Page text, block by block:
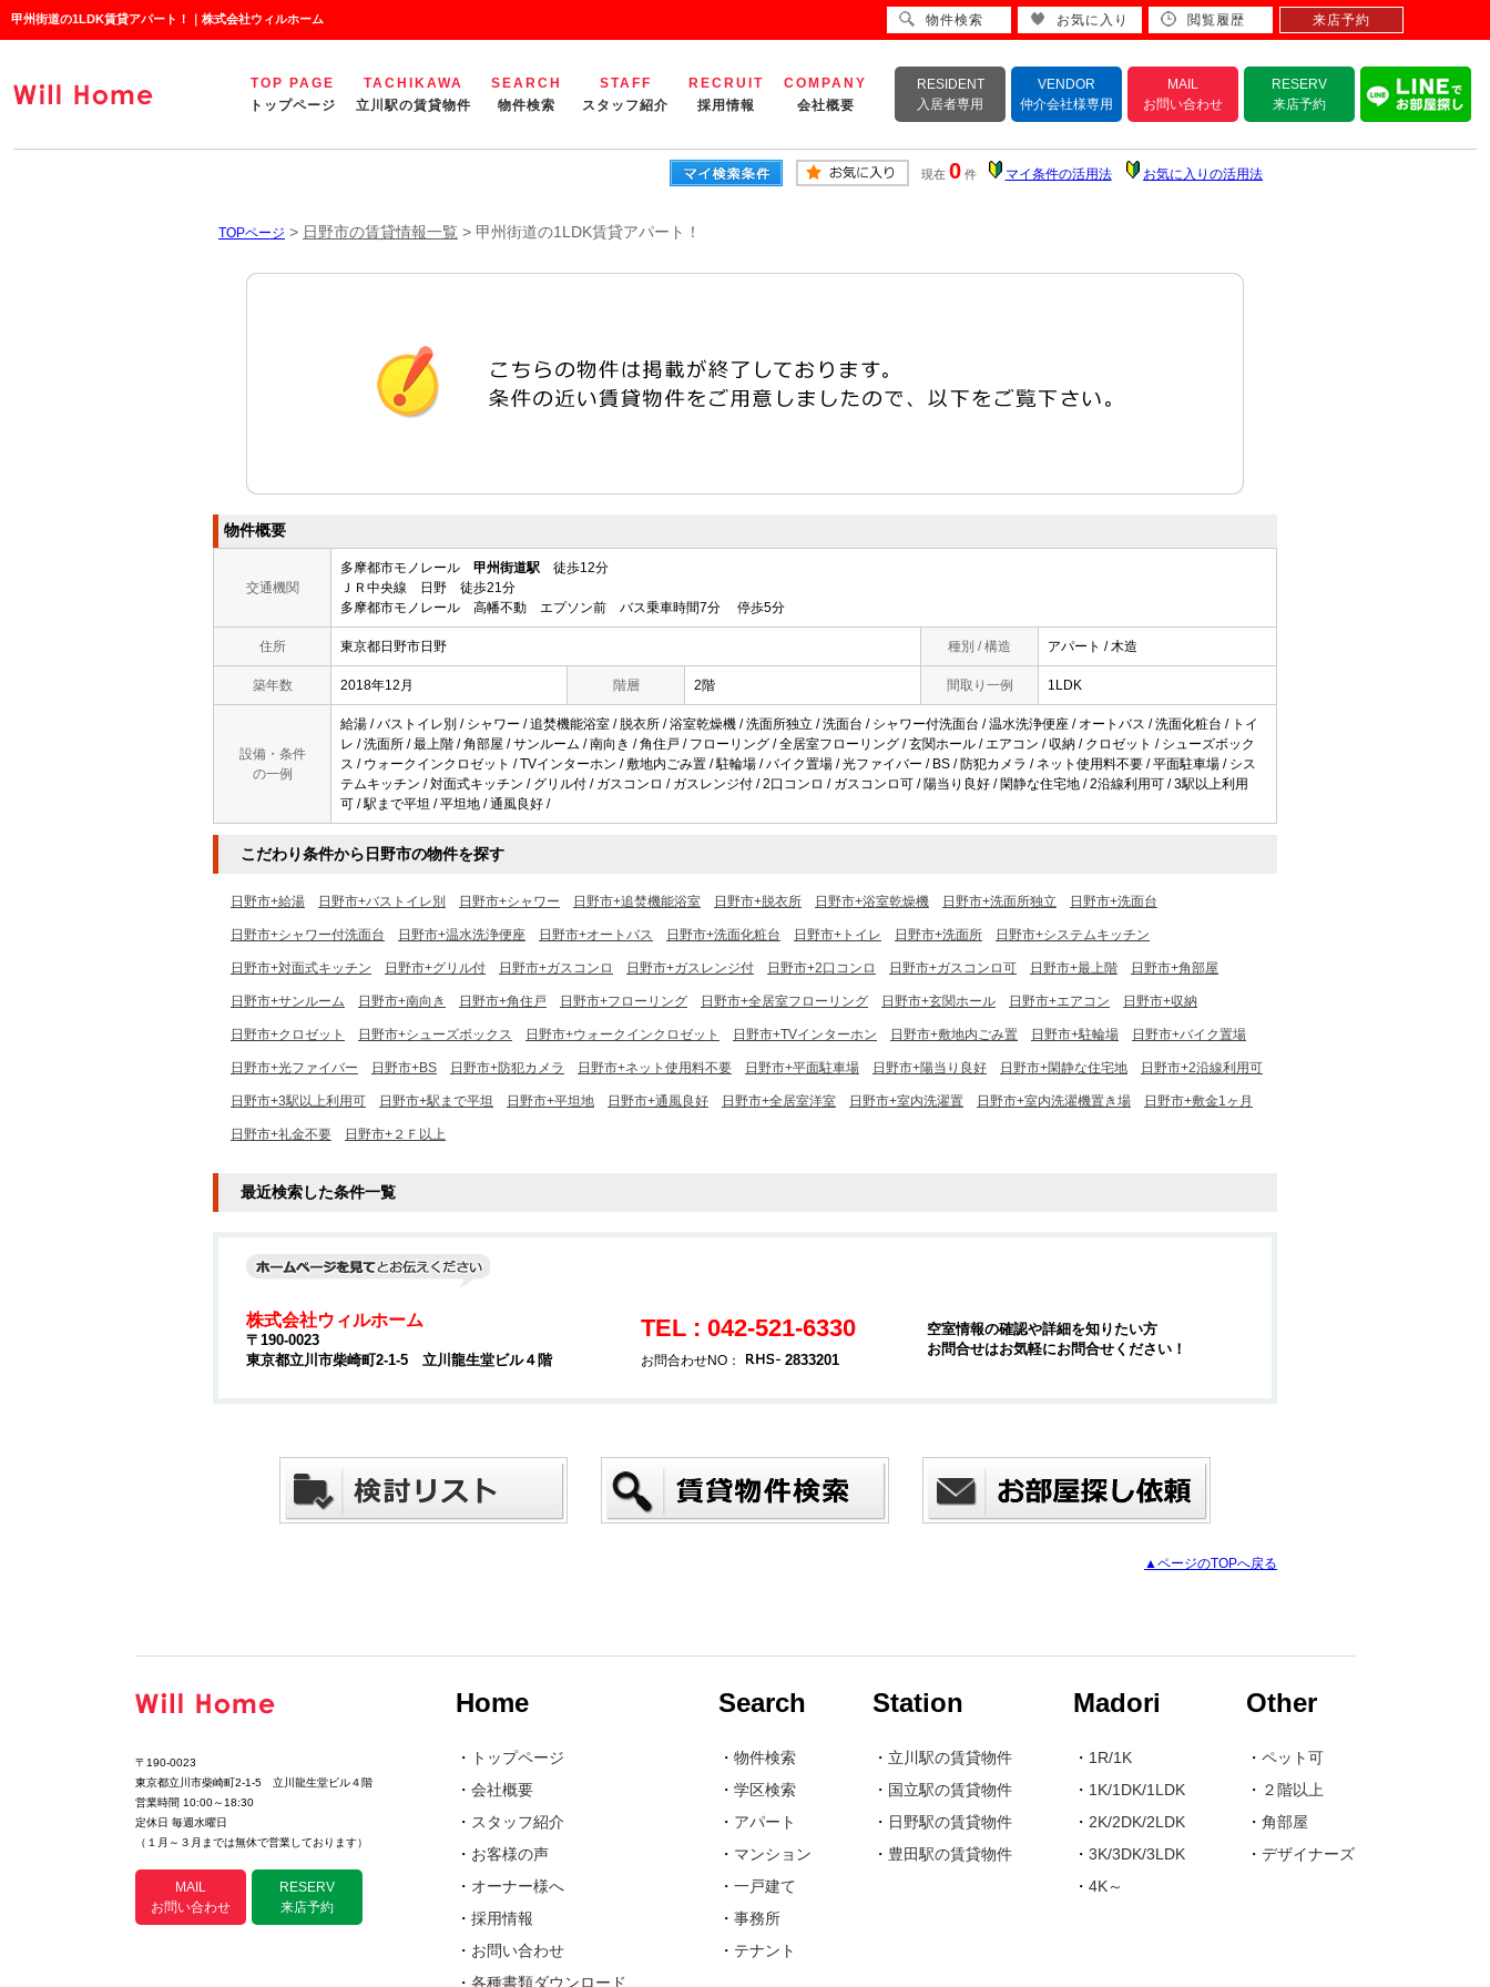
甲州街道の1LDK賃貸アパート！｜株式会社ウィルホーム
TOP PAGE
トップページ
TACHIKAWA
立川駅の賃貸物件
SEARCH
物件検索
STAFF
スタッフ紹介
RECRUIT
採用情報
COMPANY
会社概要
RESIDENT
入居者専用
VENDOR
仲介会社様専用
MAIL
お問い合わせ
RESERV
来店予約
現在 0 件 マイ条件の活用法 お気に入りの活用法
TOPページ > 日野市の賃貸情報一覧 > 甲州街道の1LDK賃貸アパート！
物件概要
交通機関
多摩都市モノレール 甲州街道駅 徒歩12分
ＪＲ中央線 日野 徒歩21分
多摩都市モノレール 高幡不動 エプソン前 バス乗車時間7分 停歩5分
住所 東京都日野市日野 種別 / 構造 アパート / 木造
築年数 2018年12月 階層 2階 間取り一例 1LDK
設備・条件
の一例
給湯 / バストイレ別 / シャワー / 追焚機能浴室 / 脱衣所 / 浴室乾燥機 / 洗面所独立 / 洗面台 / シャワー付洗面台 / 温水洗浄便座 / オートバス / 洗面化粧台 / トイ
レ / 洗面所 / 最上階 / 角部屋 / サンルーム / 南向き / 角住戸 / フローリング / 全居室フローリング / 玄関ホール / エアコン / 収納 / クロゼット / シューズボック
ス / ウォークインクロゼット / TVインターホン / 敷地内ごみ置 / 駐輪場 / バイク置場 / 光ファイバー / BS / 防犯カメラ / ネット使用料不要 / 平面駐車場 / シス
テムキッチン / 対面式キッチン / グリル付 / ガスコンロ / ガスレンジ付 / 2口コンロ / ガスコンロ可 / 陽当り良好 / 閑静な住宅地 / 2沿線利用可 / 3駅以上利用
可 / 駅まで平坦 / 平坦地 / 通風良好 /
こだわり条件から日野市の物件を探す
日野市+給湯 日野市+バストイレ別 日野市+シャワー 日野市+追焚機能浴室 日野市+脱衣所 日野市+浴室乾燥機 日野市+洗面所独立 日野市+洗面台
日野市+シャワー付洗面台 日野市+温水洗浄便座 日野市+オートバス 日野市+洗面化粧台 日野市+トイレ 日野市+洗面所 日野市+システムキッチン
日野市+対面式キッチン 日野市+グリル付 日野市+ガスコンロ 日野市+ガスレンジ付 日野市+2口コンロ 日野市+ガスコンロ可 日野市+最上階 日野市+角部屋
日野市+サンルーム 日野市+南向き 日野市+角住戸 日野市+フローリング 日野市+全居室フローリング 日野市+玄関ホール 日野市+エアコン 日野市+収納
日野市+クロゼット 日野市+シューズボックス 日野市+ウォークインクロゼット 日野市+TVインターホン 日野市+敷地内ごみ置 日野市+駐輪場 日野市+バイク置場
日野市+光ファイバー 日野市+BS 日野市+防犯カメラ 日野市+ネット使用料不要 日野市+平面駐車場 日野市+陽当り良好 日野市+閑静な住宅地 日野市+2沿線利用可
日野市+3駅以上利用可 日野市+駅まで平坦 日野市+平坦地 日野市+通風良好 日野市+全居室洋室 日野市+室内洗濯置 日野市+室内洗濯機置き場 日野市+敷金1ヶ月
日野市+礼金不要 日野市+２Ｆ以上
最近検索した条件一覧
株式会社ウィルホーム
〒190-0023
東京都立川市柴崎町2-1-5 立川龍生堂ビル４階
TEL : 042-521-6330
お問合わせNO： 2833201
空室情報の確認や詳細を知りたい方
お問合せはお気軽にお問合せください！
▲ページのTOPへ戻る
〒190-0023
東京都立川市柴崎町2-1-5 立川龍生堂ビル４階
営業時間 10:00～18:30
定休日 毎週水曜日
（１月～３月までは無休で営業しております）
MAIL
お問い合わせ
RESERV
来店予約
Home
・
トップページ
・ 会社概要
・ スタッフ紹介
・ お客様の声
・ オーナー様へ
・ 採用情報
・ お問い合わせ
・ 各種書類ダウンロード
Search
・ 物件検索
・ 学区検索
・ アパート
・ マンション
・ 一戸建て
・ 事務所
・ テナント
Station
・ 立川駅の賃貸物件
・ 国立駅の賃貸物件
・ 日野駅の賃貸物件
・ 豊田駅の賃貸物件
Madori
・ 1R/1K
・ 1K/1DK/1LDK
・ 2K/2DK/2LDK
・ 3K/3DK/3LDK
・ 4K～
Other
・ ペット可
・ ２階以上
・ 角部屋
・ デザイナーズ
物件検索 お気に入り 閲覧履歴 来店予約